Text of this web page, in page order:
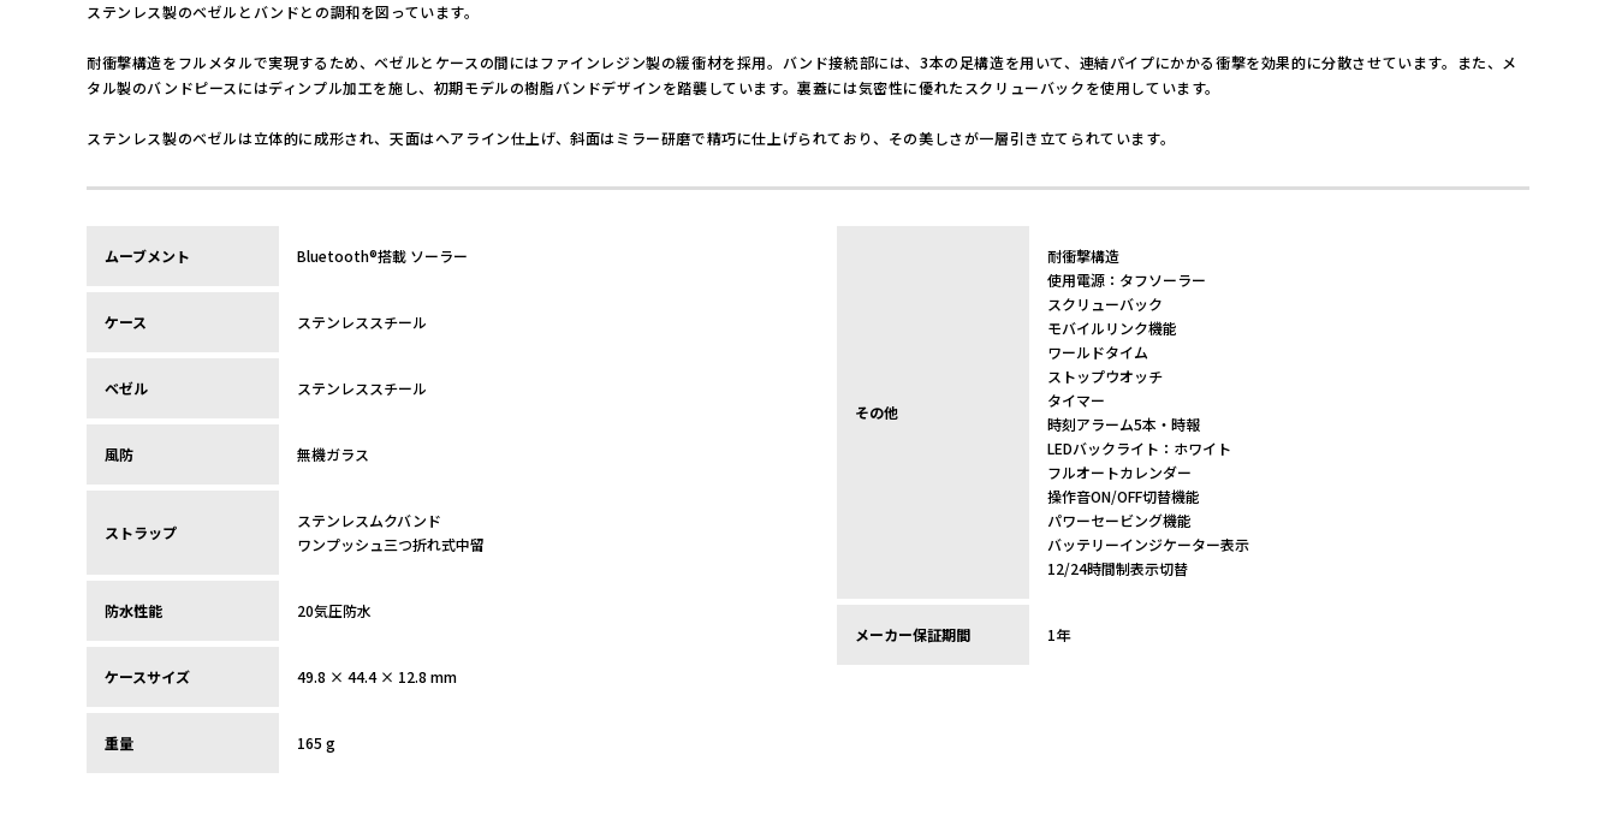
ステンレス製のベゼルとバンドとの調和を図っています。
耐衝撃構造をフルメタルで実現するため、ベゼルとケースの間にはファインレジン製の緩衝材を採用。バンド接続部には、3本の足構造を用いて、連結パイプにかかる衝撃を効果的に分散させています。また、メ
タル製のバンドピースにはディンプル加工を施し、初期モデルの樹脂バンドデザインを踏襲しています。裏蓋には気密性に優れたスクリューバックを使用しています。
ステンレス製のベゼルは立体的に成形され、天面はヘアライン仕上げ、斜面はミラー研磨で精巧に仕上げられており、その美しさが一層引き立てられています。
ムーブメント Bluetooth®搭載 ソーラー
ケース ステンレススチール
ベゼル ステンレススチール
風防 無機ガラス
ストラップ
ステンレスムクバンド
ワンプッシュ三つ折れ式中留
防水性能 20気圧防水
ケースサイズ 49.8 × 44.4 × 12.8 mm
重量 165 g
その他
耐衝撃構造
使用電源：タフソーラー
スクリューバック
モバイルリンク機能
ワールドタイム
ストップウオッチ
タイマー
時刻アラーム5本・時報
LEDバックライト：ホワイト
フルオートカレンダー
操作音ON/OFF切替機能
パワーセービング機能
バッテリーインジケーター表示
12/24時間制表示切替
メーカー保証期間 1年